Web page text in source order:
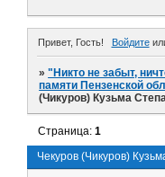
Привет, Гость! Войдите
»"Никто не забыт,
памяти Пензенской
(Чикуров) Кузьма
Чекуров (Чикуров)
Страница:1